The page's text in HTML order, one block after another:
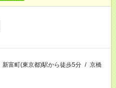
新富町(東京都)駅から徒歩5分 / 京橋